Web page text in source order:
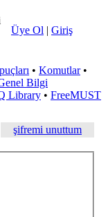
Üye Ol | Giriş
• Komutlar•
Bilgi
Library • FreeMUST
şifremi unuttum